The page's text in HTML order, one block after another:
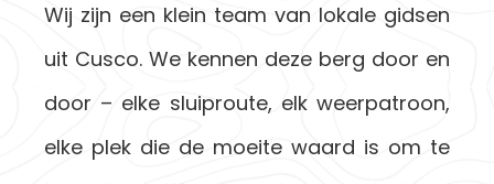
Wij zijn een klein team van lokale gidsen
uit Cusco. We kennen deze berg door en
door – elke sluiproute, elk weerpatroon,
elke plek die de moeite waard is om te